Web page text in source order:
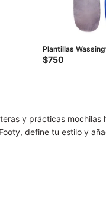
Plantillas
Anatomicas W -
$750
y prácticas
define tu estilo y